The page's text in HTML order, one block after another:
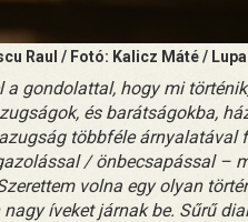
Raul / Fotó: Kalicz Máté /
a gondolattal, hogy mi
és barátságokba,
többféle árnyalatával
/ önbecsapással –
volna egy olyan
íveket járnak be. Sűrű